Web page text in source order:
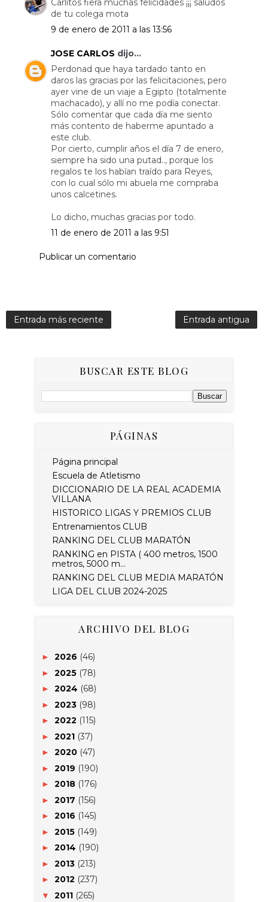
Carlitos fiera muchas felicidades ¡¡¡ saludos
de tu colega mota
9 de enero de 2011 a las 13:56
JOSE CARLOS dijo...
Perdonad que haya tardado tanto en
daros las gracias por las felicitaciones, pero
ayer vine de un viaje a Egipto (totalmente
machacado), y allí no me podía conectar.
Sólo comentar que cada día me siento
más contento de haberme apuntado a
este club.
Por cierto, cumplir años el día 7 de enero,
siempre ha sido una putad.., porque los
regalos te los habían traído para Reyes,
con lo cual sólo mi abuela me compraba
unos calcetines.
Lo dicho, muchas gracias por todo.
11 de enero de 2011 a las 9:51
Publicar un comentario
Entrada más reciente Entrada antigua
BUSCAR ESTE BLOG
PÁGINAS
Página principal
Escuela de Atletismo
DICCIONARIO DE LA REAL ACADEMIA
VILLANA
HISTORICO LIGAS Y PREMIOS CLUB
Entrenamientos CLUB
RANKING DEL CLUB MARATÓN
RANKING en PISTA ( 400 metros, 1500
metros, 5000 m...
RANKING DEL CLUB MEDIA MARATÓN
LIGA DEL CLUB 2024-2025
ARCHIVO DEL BLOG
► 2026 (46)
► 2025 (78)
► 2024 (68)
► 2023 (98)
► 2022 (115)
► 2021 (37)
► 2020 (47)
► 2019 (190)
► 2018 (176)
► 2017 (156)
► 2016 (145)
► 2015 (149)
► 2014 (190)
► 2013 (213)
► 2012 (237)
▼ 2011 (265)